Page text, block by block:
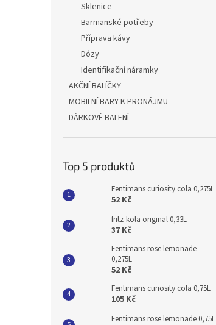
Sklenice
Barmanské potřeby
Příprava kávy
Dózy
Identifikační náramky
AKČNÍ BALÍČKY
MOBILNÍ BARY K PRONÁJMU
DÁRKOVÉ BALENÍ
Top 5 produktů
Fentimans curiosity cola 0,275L
52 Kč
fritz-kola original 0,33L
37 Kč
Fentimans rose lemonade
0,275L
52 Kč
Fentimans curiosity cola 0,75L
105 Kč
Fentimans rose lemonade 0,75L